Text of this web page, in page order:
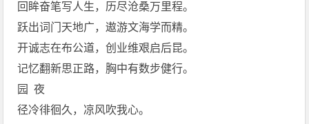
回眸奋笔写人生，历尽沧桑万里程。
跃出词门天地广，遨游文海学而精。
开诚志在布公道，创业维艰启后昆。
记忆翻新思正路，胸中有数步健行。
园 夜
径冷徘徊久，凉风吹我心。